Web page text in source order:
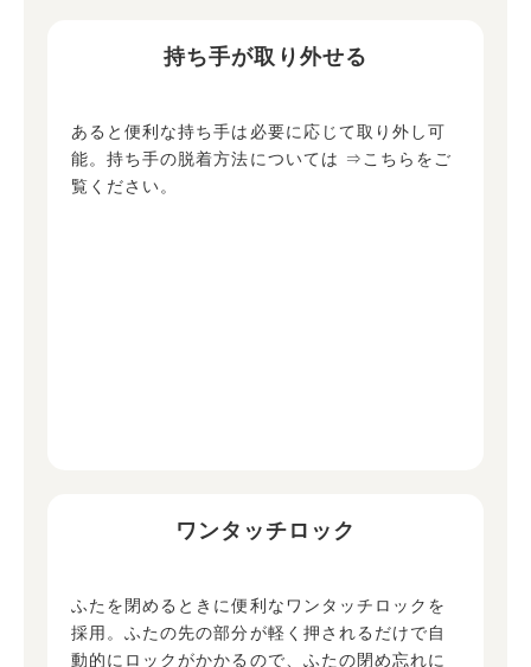
持ち手が取り外せる
あると便利な持ち手は必要に応じて取り外し可
能。持ち手の脱着方法については ⇒こちらをご
覧ください。
ワンタッチロック
ふたを閉めるときに便利なワンタッチロックを
採用。ふたの先の部分が軽く押されるだけで自
動的にロックがかかるので、ふたの閉め忘れに